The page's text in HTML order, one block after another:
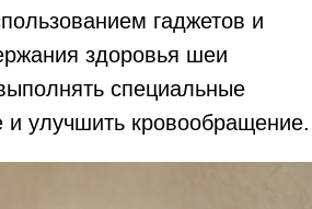
гаджетов и
здоровья шеи
специальные
и улучшить кровообращение.